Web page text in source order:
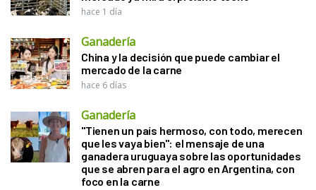
hace 1 día
Ganadería
China y la decisión que puede cambiar el
mercado de la carne
hace 6 días
Ganadería
"Tienen un país hermoso, con todo, merecen
que les vaya bien": el mensaje de una
ganadera uruguaya sobre las oportunidades
que se abren para el agro en Argentina, con
foco en la carne